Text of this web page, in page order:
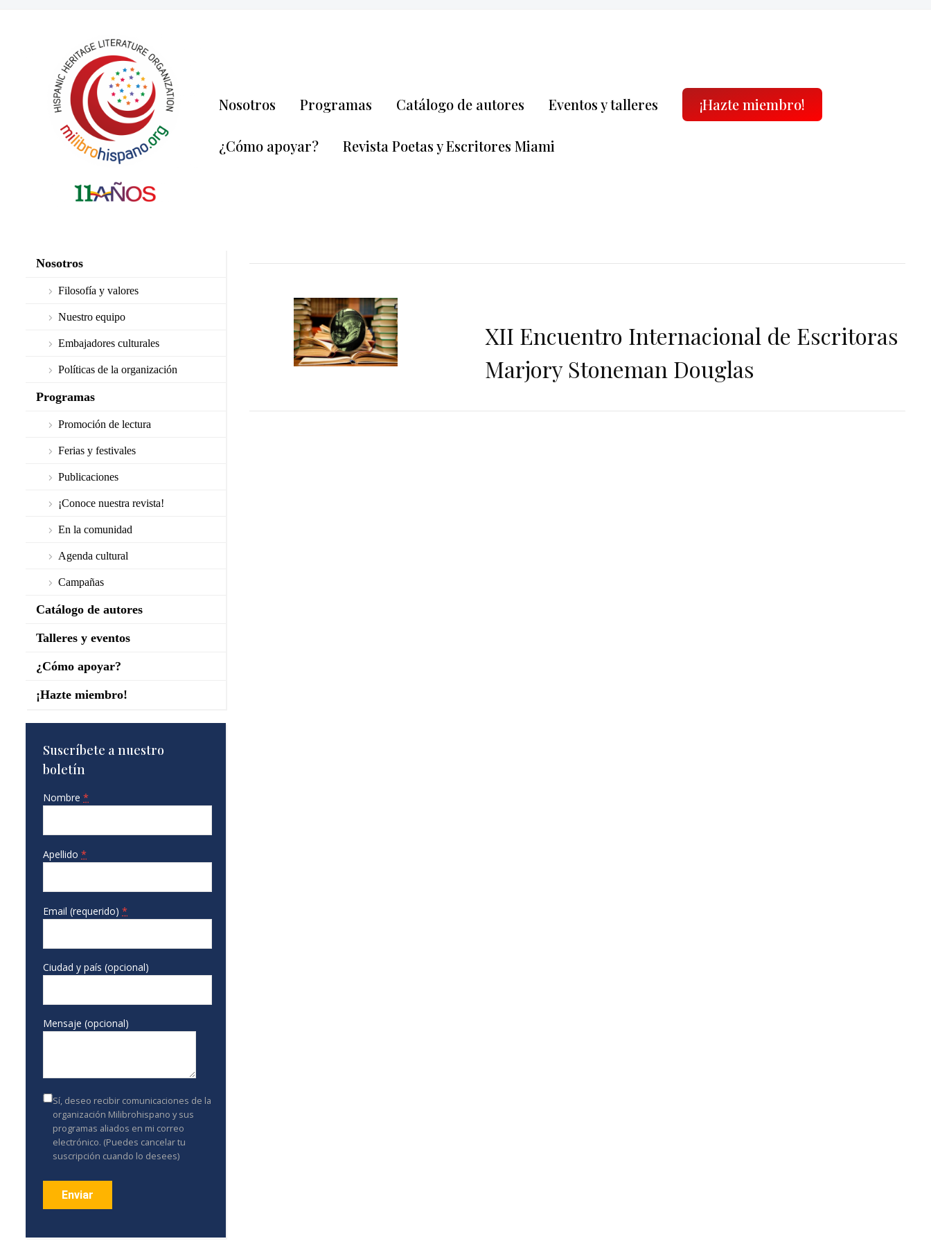
Nosotros Programas Catálogo de autores Eventos y talleres ¡Hazte miembro!
¿Cómo apoyar? Revista Poetas y Escritores Miami
Nosotros
Filosofía y valores
Nuestro equipo
Embajadores culturales
Políticas de la organización
Programas
Promoción de lectura
Ferias y festivales
Publicaciones
¡Conoce nuestra revista!
En la comunidad
Agenda cultural
Campañas
Catálogo de autores
Talleres y eventos
¿Cómo apoyar?
¡Hazte miembro!
Suscríbete a nuestro
boletín
Nombre *
Apellido *
Email (requerido) *
Ciudad y país (opcional)
Mensaje (opcional)
Sí, deseo recibir comunicaciones de la
organización Milibrohispano y sus
programas aliados en mi correo
electrónico. (Puedes cancelar tu
suscripción cuando lo desees)
XII Encuentro Internacional de Escritoras
Marjory Stoneman Douglas